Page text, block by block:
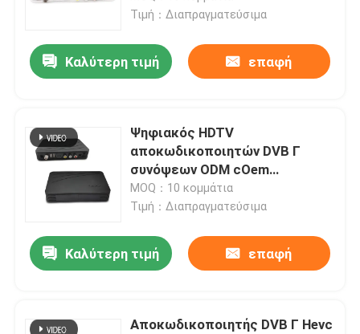
Αρχική Σελίδα
Εμφάνιση VR
Γύρος εργοστασίων
Ποιοτικός έλεγχος
Τιμή：Διαπραγματεύσιμα
Καλύτερη τιμή επαφή
Ψηφιακός HDTV
αποκωδικοποιητών DVB Γ
συνόψεων ODM cOem
κιβωτίων αποκωδικοποιητών
καλωδιακής τηλεόρασης
MOQ：10 κομμάτια
Τιμή：Διαπραγματεύσιμα
Καλύτερη τιμή επαφή
Αποκωδικοποιητής DVB Γ Hevc